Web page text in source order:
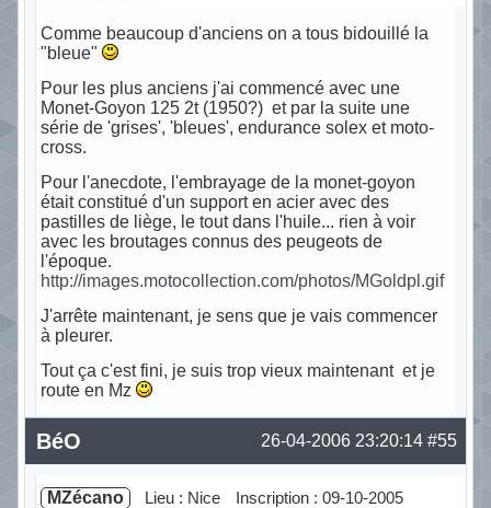
Comme beaucoup d'anciens on a tous bidouillé la
"bleue"
Pour les plus anciens j'ai commencé avec une
Monet-Goyon 125 2t (1950?) et par la suite une
série de 'grises', 'bleues', endurance solex et moto-
cross.
Pour l'anecdote, l'embrayage de la monet-goyon
était constitué d'un support en acier avec des
pastilles de liège, le tout dans l'huile... rien à voir
avec les broutages connus des peugeots de
l'époque.
http://images.motocollection.com/photos/MGoldpl.gif
J'arrête maintenant, je sens que je vais commencer
à pleurer.
Tout ça c'est fini, je suis trop vieux maintenant et je
route en Mz
Hors ligne #55
26-04-2006 23:20:14
BéO
MZécano Lieu : Nice
Inscription : 09-10-2005